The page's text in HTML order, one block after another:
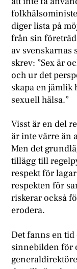
diger lista på
från sin
av svenskarnas
skrev: ”Sex är
och ur det
skapa en jämlik
sexuell hälsa.”
Visst är en del
är inte värre än
Men det
tillägg till
respekt för
respekten för
riskerar också
erodera.
Det fanns en tid
sinnebilden för